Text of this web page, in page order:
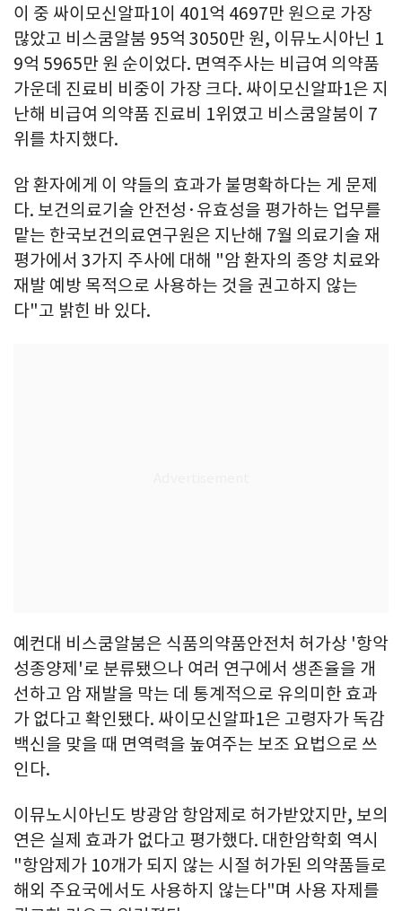
이 중 싸이모신알파1이 401억 4697만 원으로 가장
많았고 비스쿰알붐 95억 3050만 원, 이뮤노시아닌 1
9억 5965만 원 순이었다. 면역주사는 비급여 의약품
가운데 진료비 비중이 가장 크다. 싸이모신알파1은 지
난해 비급여 의약품 진료비 1위였고 비스쿰알붐이 7
위를 차지했다.
암 환자에게 이 약들의 효과가 불명확하다는 게 문제
다. 보건의료기술 안전성·유효성을 평가하는 업무를
맡는 한국보건의료연구원은 지난해 7월 의료기술 재
평가에서 3가지 주사에 대해 "암 환자의 종양 치료와
재발 예방 목적으로 사용하는 것을 권고하지 않는
다"고 밝힌 바 있다.
예컨대 비스쿰알붐은 식품의약품안전처 허가상 '항악
성종양제'로 분류됐으나 여러 연구에서 생존율을 개
선하고 암 재발을 막는 데 통계적으로 유의미한 효과
가 없다고 확인됐다. 싸이모신알파1은 고령자가 독감
백신을 맞을 때 면역력을 높여주는 보조 요법으로 쓰
인다.
이뮤노시아닌도 방광암 항암제로 허가받았지만, 보의
연은 실제 효과가 없다고 평가했다. 대한암학회 역시
"항암제가 10개가 되지 않는 시절 허가된 의약품들로
해외 주요국에서도 사용하지 않는다"며 사용 자제를